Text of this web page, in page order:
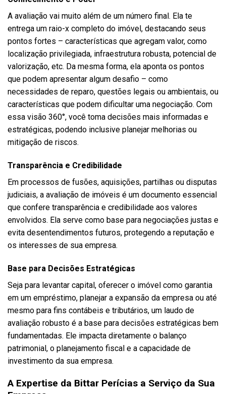
A avaliação vai muito além de um número final. Ela te
entrega um raio-x completo do imóvel, destacando seus
pontos fortes – características que agregam valor, como
localização privilegiada, infraestrutura robusta, potencial de
valorização, etc. Da mesma forma, ela aponta os pontos
que podem apresentar algum desafio – como
necessidades de reparo, questões legais ou ambientais, ou
características que podem dificultar uma negociação. Com
essa visão 360°, você toma decisões mais informadas e
estratégicas, podendo inclusive planejar melhorias ou
mitigação de riscos.
Transparência e Credibilidade
Em processos de fusões, aquisições, partilhas ou disputas
judiciais, a avaliação de imóveis é um documento essencial
que confere transparência e credibilidade aos valores
envolvidos. Ela serve como base para negociações justas e
evita desentendimentos futuros, protegendo a reputação e
os interesses de sua empresa.
Base para Decisões Estratégicas
Seja para levantar capital, oferecer o imóvel como garantia
em um empréstimo, planejar a expansão da empresa ou até
mesmo para fins contábeis e tributários, um laudo de
avaliação robusto é a base para decisões estratégicas bem
fundamentadas. Ele impacta diretamente o balanço
patrimonial, o planejamento fiscal e a capacidade de
investimento da sua empresa.
A Expertise da Bittar Perícias a Serviço da Sua